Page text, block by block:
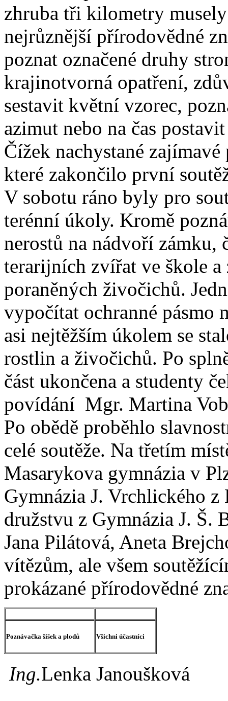
zhruba tři kilometry
nejrůznější přírodovědné
poznat označené druhy
krajinotvorná opatření,
sestavit květní vzorec,
azimut nebo na čas
Čížek nachystané
které zakončilo první
V sobotu ráno byly pro
terénní úkoly. Kromě
nerostů na nádvoří zámku,
terarijních zvířat ve škole
poraněných živočichů.
vypočítat ochranné pásmo
asi nejtěžším úkolem se
rostlin a živočichů. Po
část ukončena a studenty
povídání Mgr. Martina
Po obědě proběhlo
celé soutěže. Na třetím
Masarykova gymnázia v
Gymnázia J. Vrchlického
družstvu z Gymnázia J. Š.
Jana Pilátová, Aneta
vítězům, ale všem
prokázané přírodovědné
Poznávačka šišek a plodů Všichni účastníci
Ing.Lenka Janoušková